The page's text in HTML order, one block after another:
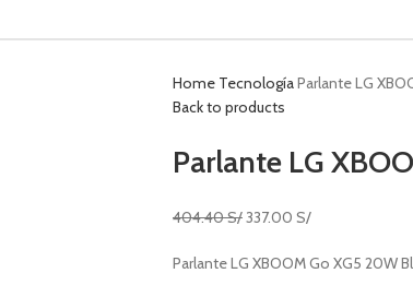
Home TecnologíaParlante LG
Back to products
Parlante LG
404.40S/337.00 S/
Parlante LG XBOOM Go XG5 20W